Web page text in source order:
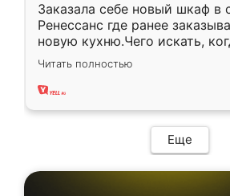
Заказала себе новый шкаф в
Ренессанс где ранее
новую кухню.Чего искать,
вполне довольна. Служит
два года, нареканий нет.
Читать полностью
Еще